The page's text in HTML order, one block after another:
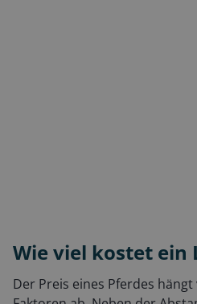
Wie viel kostet ein
Der Preis eines Pferdes